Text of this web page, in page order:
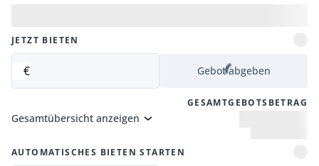
JETZT BIETEN
€ Gebot abgeben
GESAMTGEBOTSBETRAG
Gesamtübersicht anzeigen
AUTOMATISCHES BIETEN STARTEN